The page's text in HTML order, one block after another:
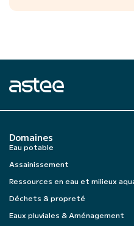
Domaines
Eau potable
Assainissement
Ressources en eau et milieux
Déchets & propreté
Eaux pluviales & Aménagement